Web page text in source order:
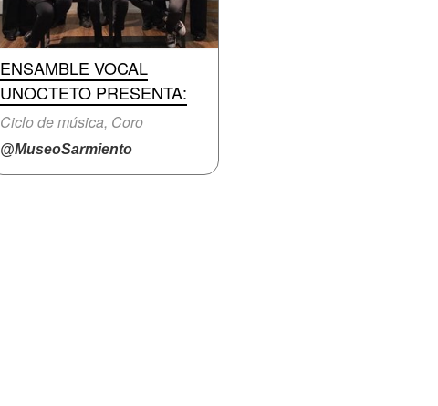
ENSAMBLE VOCAL
UNOCTETO PRESENTA:
Ciclo de música, Coro
@MuseoSarmiento